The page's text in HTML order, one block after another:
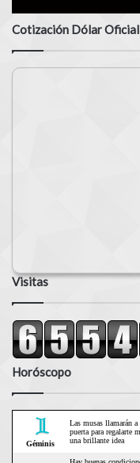
Cotización Dólar Oficial
Visitas
Horóscopo